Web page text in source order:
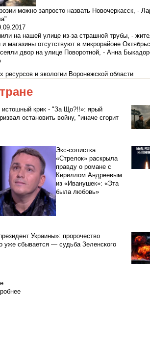
можно запросто назвать Новочеркасск, -
на нашей улице из-за страшной трубы, -
и магазины отсутствуют в микрорайоне
двор на улице Поворотной, - Анна
ресурсов и экологии Воронежской области
крик - "За Що?!!»: ярый
остановить войну, "иначе сгорит
Экс-солистка
«Стрелок» раскрыла
правду о романе с
Кириллом Андреевым
из «Иванушек»: «Эта
была любовь»
Украины»: пророчество
уже сбывается — судьба Зеленского